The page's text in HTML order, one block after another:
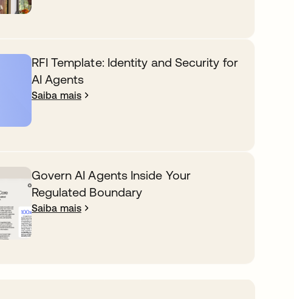
RFI Template: Identity and Security for
AI Agents
Saiba mais
Govern AI Agents Inside Your
Regulated Boundary
Saiba mais